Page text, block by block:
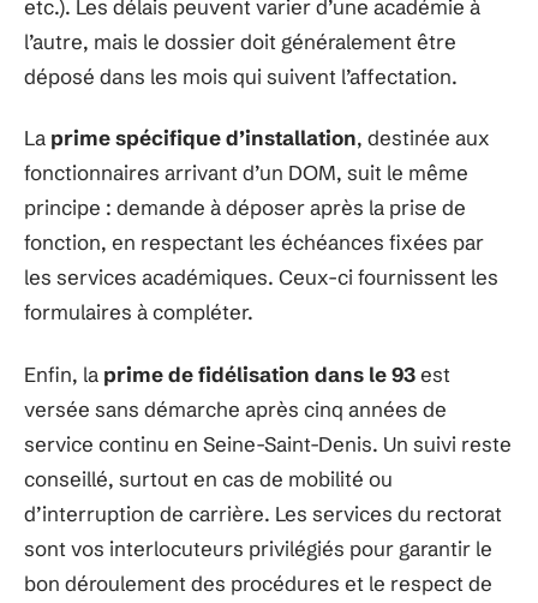
etc.). Les délais peuvent varier d’une académie à
l’autre, mais le dossier doit généralement être
déposé dans les mois qui suivent l’affectation.
La prime spécifique d’installation, destinée aux
fonctionnaires arrivant d’un DOM, suit le même
principe : demande à déposer après la prise de
fonction, en respectant les échéances fixées par
les services académiques. Ceux-ci fournissent les
formulaires à compléter.
Enfin, la prime de fidélisation dans le 93est
versée sans démarche après cinq années de
service continu en Seine-Saint-Denis. Un suivi reste
conseillé, surtout en cas de mobilité ou
d’interruption de carrière. Les services du rectorat
sont vos interlocuteurs privilégiés pour garantir le
bon déroulement des procédures et le respect de